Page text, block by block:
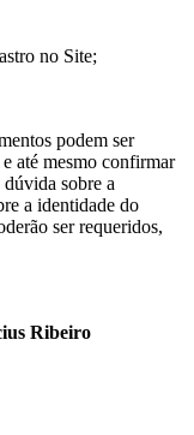
no Site;
podem ser
até mesmo confirmar
sobre a
a identidade do
ser requeridos,
Ribeiro